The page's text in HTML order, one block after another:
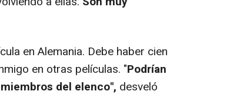
en Alemania. Debe haber cien
en otras películas. "Podrían
del elenco", desveló